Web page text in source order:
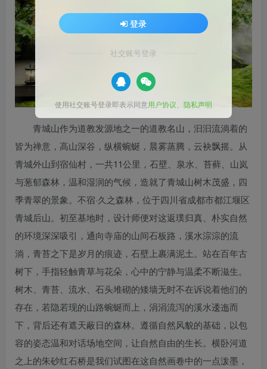
青城山作为道教发源地之一的道教名山，汩汩流淌着的
皆为禅意，高山深谷，纵横蜿蜒，晨雾蒸腾，云袂飘摇。从
青城外山到宿仙村，一共11公里，石壁、泉水、苔藓、山岚
与葱郁森林，温和湿润的气候，造就了青城山树木茂盛，四
季青翠的景象。不宿·久之森林，位于四川省成都市都江堰区
青城后山。初至基地时，设计师便对这返璞归真、朴实自然
的环境深深吸引，通向寺庙的山间石板路，溪水淙淙的流
淌，青苔之下是岁月的痕迹，石壁上裹满泥土。站在百年古
树下，手指轻触青草与花朵，心中的宁静与温柔不断滋生。
树木、青苔、流水、石头堆砌的矮墙无时不在诉说着他们的
存在，若隐若现的山路蜿蜒而上，涓涓流泻的溪水逶迤而
下，背后还有遮天蔽日的森林。遵循自然风貌的基础，以包
容的姿态温和对话场地空间，让自然自由的生长。横卧河道
之上的朱砂红石桥是我们试图在这自然画卷中的一点泼墨，
登录
社交账号登录
使用社交账号登录即表示同意用户协议 隐私声明